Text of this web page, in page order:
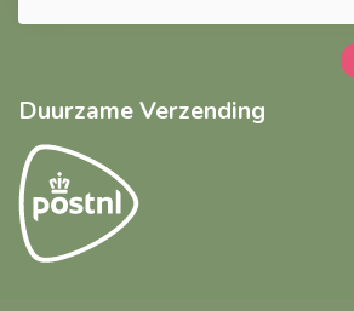
Duurzame Verzending